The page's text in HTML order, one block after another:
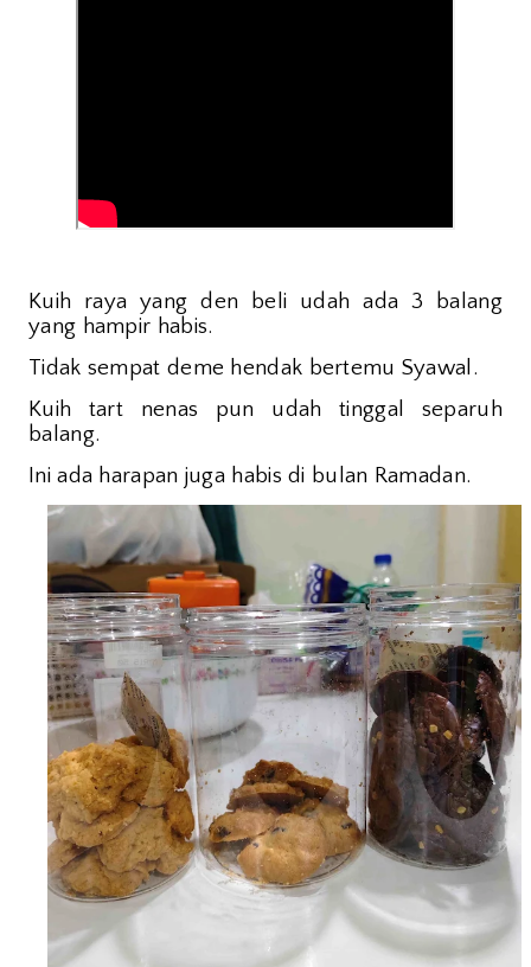
Kuih raya yang den beli udah ada 3 balang
yang hampir habis.
Tidak sempat deme hendak bertemu Syawal.
Kuih tart nenas pun udah tinggal separuh
balang.
Ini ada harapan juga habis di bulan Ramadan.